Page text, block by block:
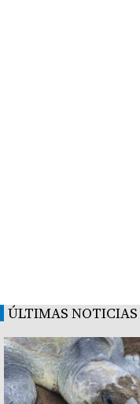
ÚLTIMAS NOTICIAS